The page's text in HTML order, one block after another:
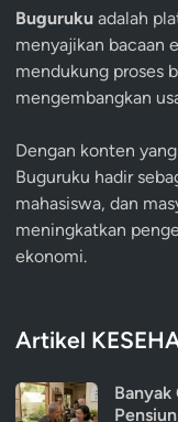
Buguruku adalah
menyajikan bacaan
mendukung proses
mengembangkan
Dengan konten
Buguruku hadir
mahasiswa, dan
meningkatkan
ekonomi.
Artikel